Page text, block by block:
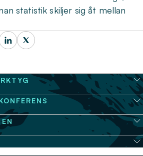
statistik skiljer sig åt mellan